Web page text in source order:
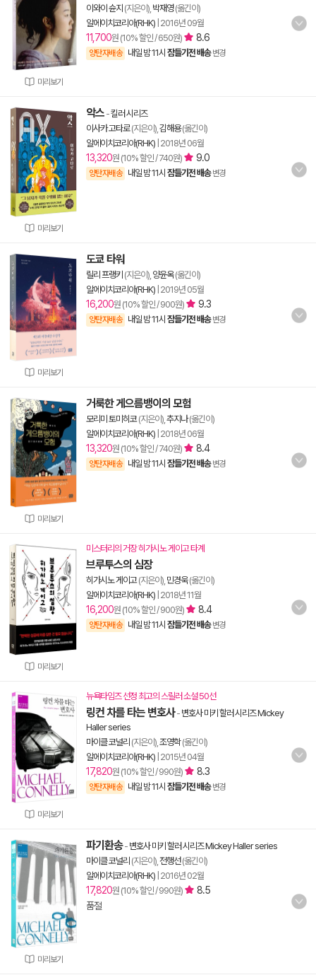
미리보기
이와이 슌지 (지은이), 박재영(옮긴이)
알에이치코리아(RHK) 2016년 09월
11,700원 (10% 할인 / 650원) 8.6
양탄자배송 내일 밤 11시 잠들기전 배송 변경
미리보기
악스 -킬러 시리즈
이사카 고타로(지은이), 김해용(옮긴이)
알에이치코리아(RHK) 2018년 06월
13,320원 (10% 할인 / 740원) 9.0
양탄자배송 내일 밤 11시 잠들기전 배송 변경
미리보기
도쿄 타워
릴리 프랭키 (지은이), 양윤옥(옮긴이)
알에이치코리아(RHK) 2019년 05월
16,200원 (10% 할인 / 900원) 9.3
양탄자배송 내일 밤 11시 잠들기전 배송 변경
미리보기
거룩한 게으름뱅이의 모험
모리미 토미히코(지은이), 추지나(옮긴이)
알에이치코리아(RHK) 2018년 06월
13,320원 (10% 할인 / 740원) 8.4
양탄자배송 내일 밤 11시 잠들기전 배송 변경
미리보기
미스터리의 거장 히가시노 게이고 타계
브루투스의 심장
히가시노 게이고(지은이), 민경욱(옮긴이)
알에이치코리아(RHK) 2018년 11월
16,200원 (10% 할인 / 900원) 8.4
양탄자배송 내일 밤 11시 잠들기전 배송 변경
미리보기
뉴욕타임즈 선정 최고의 스릴러 소설 50선
링컨 차를 타는 변호사- 변호사 미키 할러 시리즈 Mickey
Haller series
마이클 코널리 (지은이), 조영학(옮긴이)
알에이치코리아(RHK) 2015년 04월
17,820원 (10% 할인 / 990원) 8.3
양탄자배송 내일 밤 11시 잠들기전 배송 변경
미리보기
파기환송- 변호사 미키 할러 시리즈 Mickey Haller series
마이클 코널리 (지은이), 전행선(옮긴이)
알에이치코리아(RHK) 2016년 02월
17,820원 (10% 할인 / 990원)
8.5
품절